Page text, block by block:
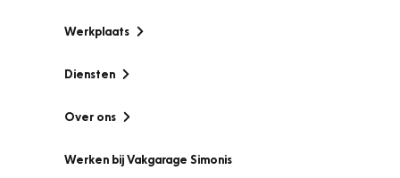
Werkplaats
Diensten
Over ons
Werken bij Vakgarage Simonis